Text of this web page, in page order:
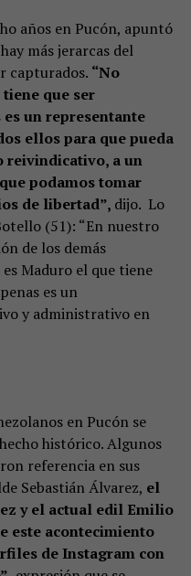
años en Pucón, apuntó
más jerarcas del
capturados. “No
que ser
un representante
ellos para que pueda
reivindicativo, a un
podamos tomar
de libertad”, dijo. Lo
(51): “En nuestro
de los demás
Maduro el que tiene
es un
y administrativo en
en Pucón se
histórico. Algunos
referencia en sus
Sebastián Álvarez, el
y el actual edil Emilio
este acontecimiento
de Instagram con